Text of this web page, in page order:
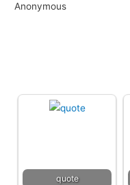
Anonymous
quote